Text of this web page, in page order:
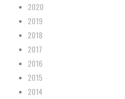
2020
2019
2018
2017
2016
2015
2014